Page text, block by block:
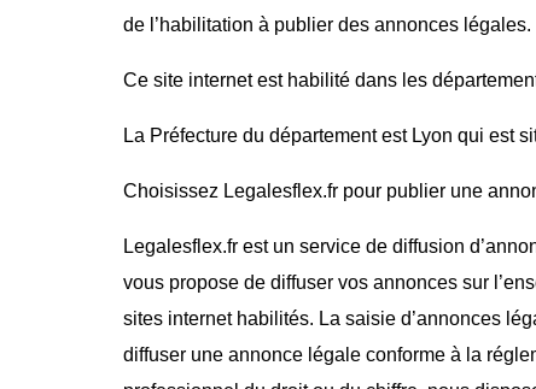
de l’habilitation à publier des annonces légales.
Ce site internet est habilité dans les
La Préfecture du département est Lyon qui est
Choisissez Legalesflex.fr pour publier une
Legalesflex.fr est un service de diffusion
vous propose de diffuser vos annonces sur
sites internet habilités. La saisie d’annonces
diffuser une annonce légale conforme à la